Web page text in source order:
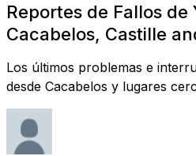
Reportes de Fallos de
Cacabelos, Castille
Los últimos problemas e
desde Cacabelos y lugares